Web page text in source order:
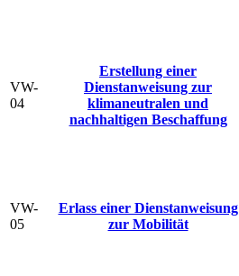
VW-
04
Erstellung einer
Dienstanweisung zur
klimaneutralen und
nachhaltigen Beschaffung
VW-
05
Erlass einer Dienstanweisung
zur Mobilität